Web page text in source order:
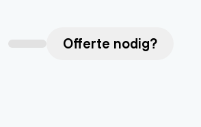
Offerte nodig?